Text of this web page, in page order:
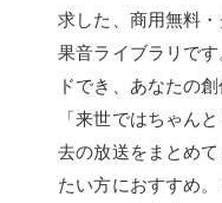
求した、商用無料
果音ライブラリで
ドでき、あなたの
「来世ではちゃん
去の放送をまとめ
たい方におすすめ